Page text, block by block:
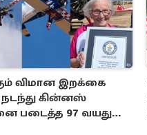
விமான இறக்கை
கின்னஸ்
படைத்த 97 வயது